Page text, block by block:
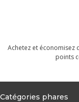
Achetez et économisez
points
Catégories phares